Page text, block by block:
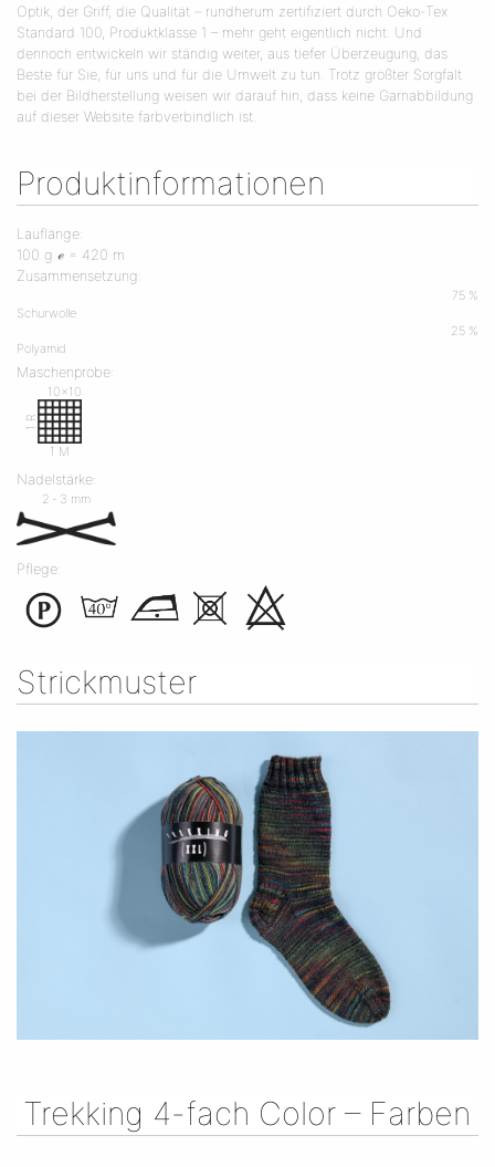
Optik, der Griff, die Qualität – rundherum zertifiziert durch Oeko-Tex
Standard 100, Produktklasse 1 – mehr geht eigentlich nicht. Und
dennoch entwickeln wir ständig weiter, aus tiefer Überzeugung, das
Beste für Sie, für uns und für die Umwelt zu tun. Trotz größter Sorgfalt
bei der Bildherstellung weisen wir darauf hin, dass keine Garnabbildung
auf dieser Website farbverbindlich ist.
Produktinformationen
Lauflänge:
100 g ℯ = 420 m
Zusammensetzung:
75 %
Schurwolle
25 %
Polyamid
Maschenprobe:
10x10
1 R
1 M
Nadelstärke:
2 ‐ 3 mm
Pflege:
Strickmuster
Trekking 4-fach Color – Farben